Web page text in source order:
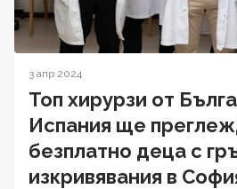
3 апр 2024
Топ хирурзи от
Испания ще
безплатно деца с
изкривявания в